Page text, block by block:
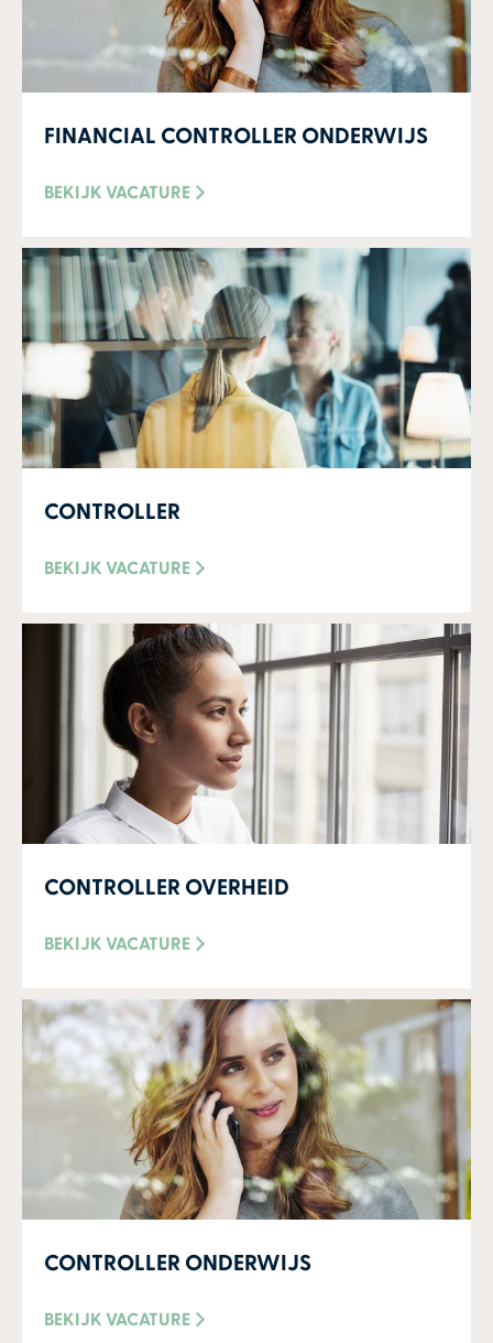
FINANCIAL CONTROLLER ONDERWIJS
BEKIJK VACATURE
CONTROLLER
BEKIJK VACATURE
CONTROLLER OVERHEID
BEKIJK VACATURE
CONTROLLER ONDERWIJS
BEKIJK VACATURE